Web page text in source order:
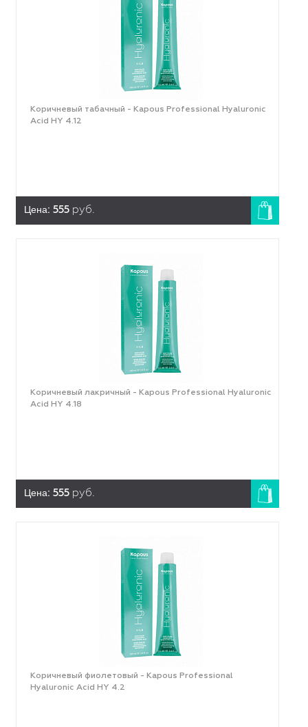
Коричневый табачный - Kapous Professional Hyaluronic
Acid HY 4.12
Цена: 555 руб.
Коричневый лакричный - Kapous Professional Hyaluronic
Acid HY 4.18
Цена: 555 руб.
Коричневый фиолетовый - Kapous Professional
Hyaluronic Acid HY 4.2